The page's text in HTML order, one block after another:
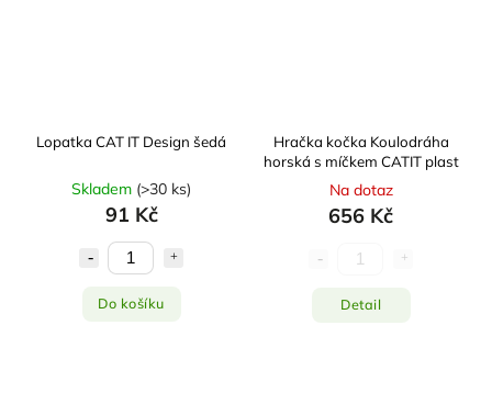
Lopatka CAT IT Design šedá
Skladem (>30 ks)
91 Kč
Do košíku
Hračka kočka Koulodráha
horská s míčkem CATIT plast
Na dotaz
656 Kč
Detail